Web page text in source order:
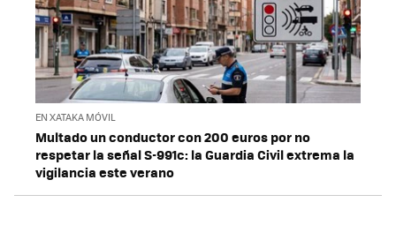
EN XATAKA MÓVIL
Multado un conductor con 200 euros por no
respetar la señal S-991c: la Guardia Civil extrema la
vigilancia este verano